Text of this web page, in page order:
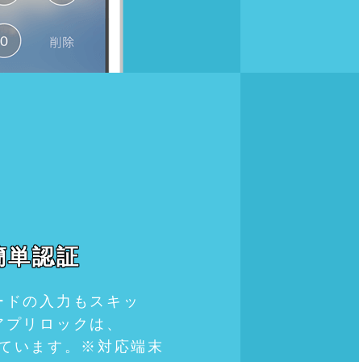
認証
の入力もスキッ
リロックは、
います。※対応端末